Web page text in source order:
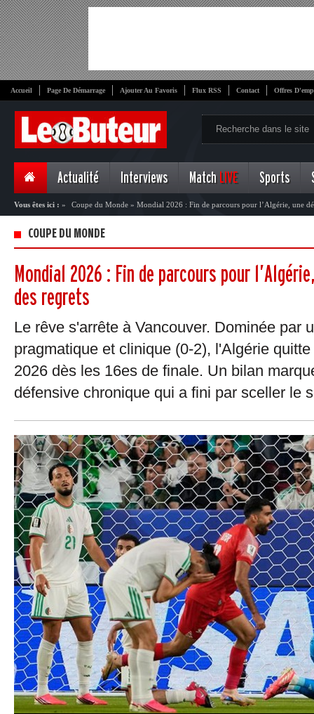
Accueil Page De Démarrage Ajouter Au Favoris Flux RSS Contact Offres
Actualité Interviews Match LIVE Sports
Vous êtes ici : » Coupe du Monde » Mondial 2026 : Fin de parcours pour l’Algérie, une
COUPE DU MONDE
Mondial 2026 : Fin de parcours pour
des regrets
Le rêve s'arrête à Vancouver. Dominée par
pragmatique et clinique (0-2), l'Algérie
2026 dès les 16es de finale. Un bilan
défensive chronique qui a fini par sceller le